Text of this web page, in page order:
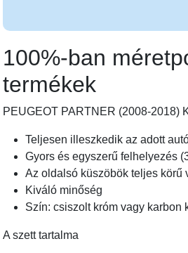
100%-ban
termékek
PEUGEOT PARTNER (2008-2018)
Teljesen illeszkedik az adott
Gyors és egyszerű felhelyezés
Az oldalsó küszöbök teljes körű
Kiváló minőség
Szín: csiszolt króm vagy karbon
A szett tartalma